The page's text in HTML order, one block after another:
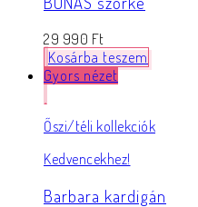
29 990 Ft
Kosárba teszem
Gyors nézet
Őszi/téli kollekciók
Kedvencekhez!
Barbara kardigán